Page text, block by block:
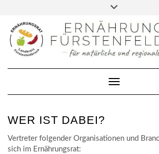
content
DATENSCHUTZERKLÄRUNG
IMPRESSUM
KONTAKT
Toggle
WER IST DABEI?
Vertreter folgender Organisationen und
sich im Ernährungsrat: